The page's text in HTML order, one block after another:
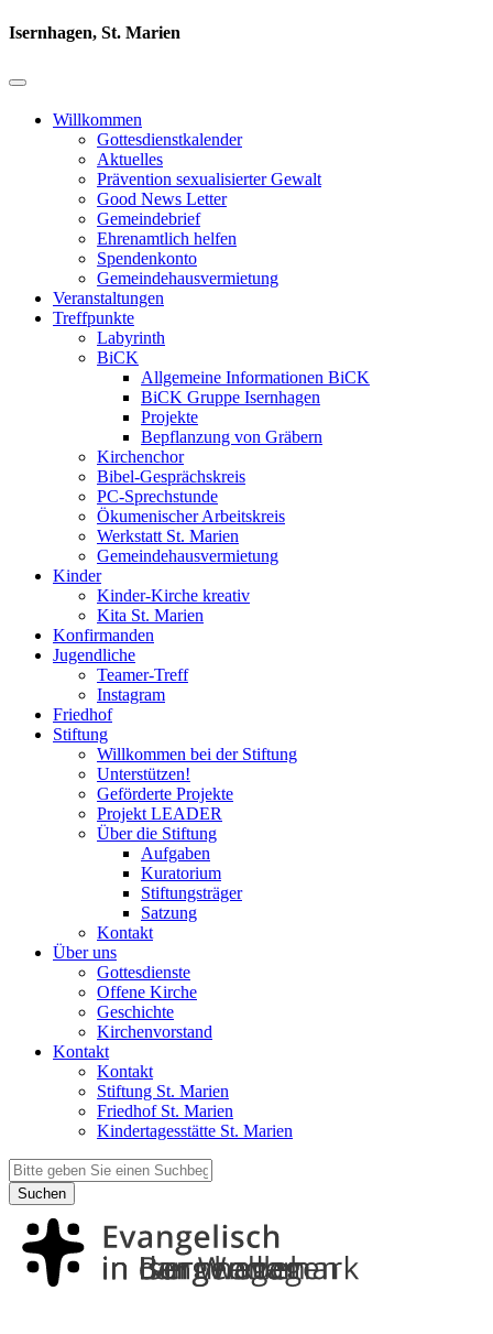
Isernhagen, St. Marien
Willkommen
Gottesdienstkalender
Aktuelles
Prävention sexualisierter Gewalt
Good News Letter
Gemeindebrief
Ehrenamtlich helfen
Spendenkonto
Gemeindehausvermietung
Veranstaltungen
Treffpunkte
Labyrinth
BiCK
Allgemeine Informationen BiCK
BiCK Gruppe Isernhagen
Projekte
Bepflanzung von Gräbern
Kirchenchor
Bibel-Gesprächskreis
PC-Sprechstunde
Ökumenischer Arbeitskreis
Werkstatt St. Marien
Gemeindehausvermietung
Kinder
Kinder-Kirche kreativ
Kita St. Marien
Konfirmanden
Jugendliche
Teamer-Treff
Instagram
Friedhof
Stiftung
Willkommen bei der Stiftung
Unterstützen!
Geförderte Projekte
Projekt LEADER
Über die Stiftung
Aufgaben
Kuratorium
Stiftungsträger
Satzung
Kontakt
Über uns
Gottesdienste
Offene Kirche
Geschichte
Kirchenvorstand
Kontakt
Kontakt
Stiftung St. Marien
Friedhof St. Marien
Kindertagesstätte St. Marien
Suchen